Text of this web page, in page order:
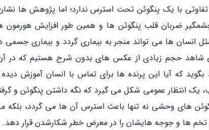
با یک پنگوئن تحت استرس ندارد؛ اما پژوهش ها
ضربان قلب پنگوئن ها و همین طور افزایش
انسان ها می تواند منجر به بیماری گردد و بیماری جسمی
شاهد حجم زیادی از عکس های بدون شرح هستیم که در آن
بگوید که آیا این پرنده ها برای تماس با انسان آموزش
یک انتظار عمومی شکل می گیرد که نگه داشتن پنگوئن و
های وحشی نه تنها باعث استرس آن ها می گردد، بلکه
تخم ها و جوجه هایشان را در معرض خطر شکارشدن قرار دهد.